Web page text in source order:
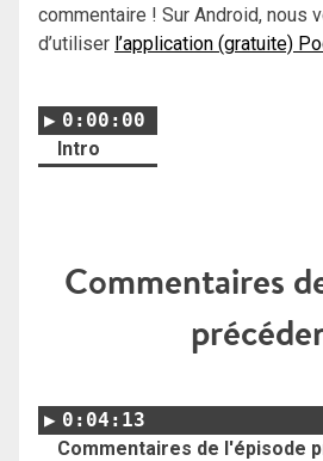
commentaire ! Sur Android, nous
d’utiliser l’application (gratuite)
0:00:00
Intro
Commentaires
0:04:13
Commentaires de l'épisode